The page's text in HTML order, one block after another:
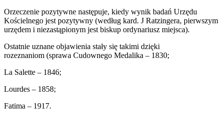
Orzeczenie pozytywne następuje, kiedy wynik badań Urzędu
Kościelnego jest pozytywny (według kard. J Ratzingera, pierwszym
urzędem i niezastąpionym jest biskup ordynariusz miejsca).
Ostatnie uznane objawienia stały się takimi dzięki
rozeznaniom (sprawa Cudownego Medalika – 1830;
La Salette – 1846;
Lourdes – 1858;
Fatima – 1917.